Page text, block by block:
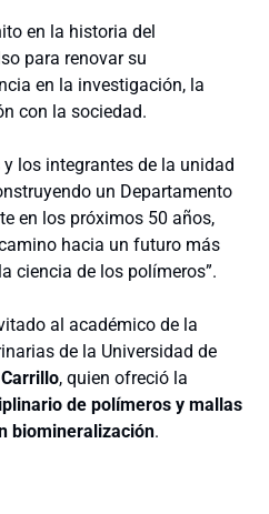
en la historia del
para renovar su
en la investigación, la
con la sociedad.
los integrantes de la unidad
un Departamento
en los próximos 50 años,
hacia un futuro más
ciencia de los polímeros”.
al académico de la
de la Universidad de
, quien ofreció la
de polímeros y mallas
biomineralización.